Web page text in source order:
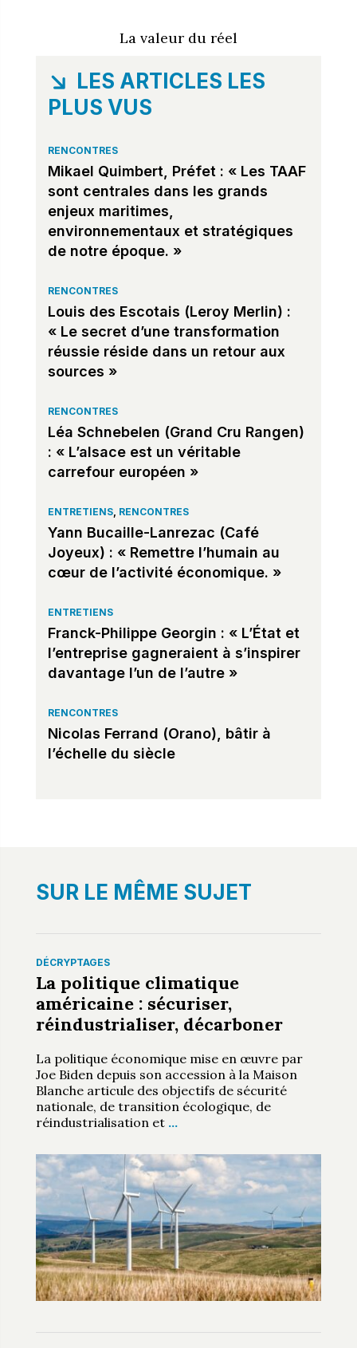
La valeur du réel
LES ARTICLES LES
PLUS VUS
RENCONTRES
Mikael Quimbert, Préfet : « Les TAAF
sont centrales dans les grands
enjeux maritimes,
environnementaux et stratégiques
de notre époque. »
RENCONTRES
Louis des Escotais (Leroy Merlin) :
« Le secret d’une transformation
réussie réside dans un retour aux
sources »
RENCONTRES
Léa Schnebelen (Grand Cru Rangen)
: « L’alsace est un véritable
carrefour européen »
ENTRETIENS, RENCONTRES
Yann Bucaille-Lanrezac (Café
Joyeux) : « Remettre l’humain au
cœur de l’activité économique. »
ENTRETIENS
Franck-Philippe Georgin : « L’État et
l’entreprise gagneraient à s’inspirer
davantage l’un de l’autre »
RENCONTRES
Nicolas Ferrand (Orano), bâtir à
l’échelle du siècle
SUR LE MÊME SUJET
DÉCRYPTAGES
La politique climatique
américaine : sécuriser,
réindustrialiser, décarboner
La politique économique mise en œuvre par
Joe Biden depuis son accession à la Maison
Blanche articule des objectifs de sécurité
nationale, de transition écologique, de
réindustrialisation et …